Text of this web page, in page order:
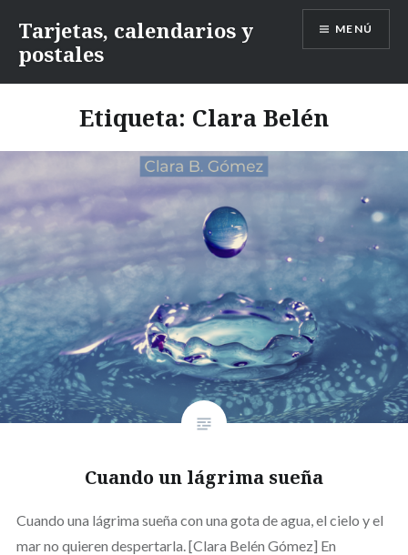
contenido
Tarjetas, calendarios y
postales
MENÚ
Etiqueta: Clara Belén
Cuando un lágrima sueña
Cuando una lágrima sueña con una gota de agua, el cielo y el
mar no quieren despertarla. [Clara Belén Gómez] En